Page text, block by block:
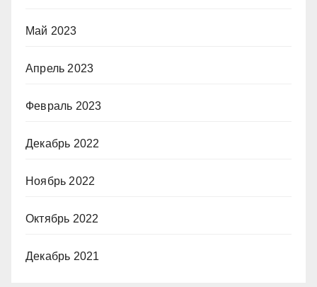
Май 2023
Апрель 2023
Февраль 2023
Декабрь 2022
Ноябрь 2022
Октябрь 2022
Декабрь 2021